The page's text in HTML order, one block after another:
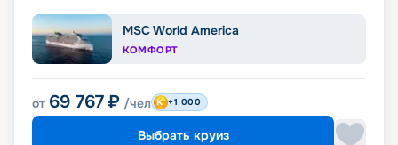
MSC World America
КОМФОРТ
от 69 767 ₽ /чел +1 000
Выбрать круиз